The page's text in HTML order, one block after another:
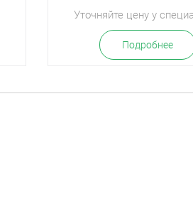
Уточняйте цену у
Подробнее